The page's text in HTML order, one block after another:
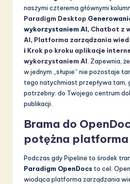
naszymi czterema głównymi
Paradigm Desktop
wykorzystaniem AI, Chatbot z
AI, Platforma zarządzania
i Krok po kroku aplikacje
wykorzystaniem AI. Zapewnia,
w jednym „słupie” nie pozostaje
tego natychmiast przepływa tam,
potrzebny: do Twojego centrum
publikacji.
Brama do
potężna
Podczas gdy Pipeline to środek
Paradigm OpenDocs to cel.
wiodąca platforma zarządzania